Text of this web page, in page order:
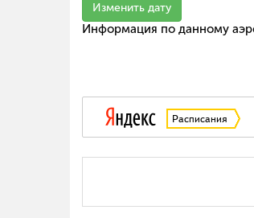
Изменить дату
Информация по данному